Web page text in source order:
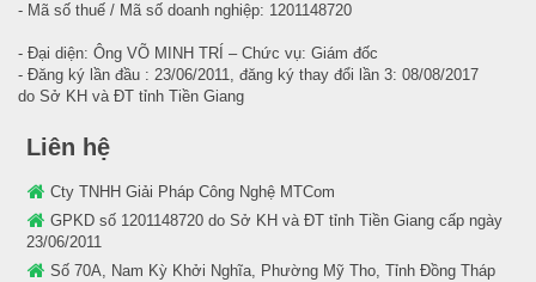
- Mã số thuế / Mã số doanh nghiệp: 1201148720
- Đại diện: Ông VÕ MINH TRÍ – Chức vụ: Giám đốc
- Đăng ký lần đầu : 23/06/2011, đăng ký thay đổi lần 3: 08/08/2017
do Sở KH và ĐT tỉnh Tiền Giang
Liên hệ
Cty TNHH Giải Pháp Công Nghệ MTCom
GPKD số 1201148720 do Sở KH và ĐT tỉnh Tiền Giang cấp ngày
23/06/2011
Số 70A, Nam Kỳ Khởi Nghĩa, Phường Mỹ Tho, Tỉnh Đồng Tháp